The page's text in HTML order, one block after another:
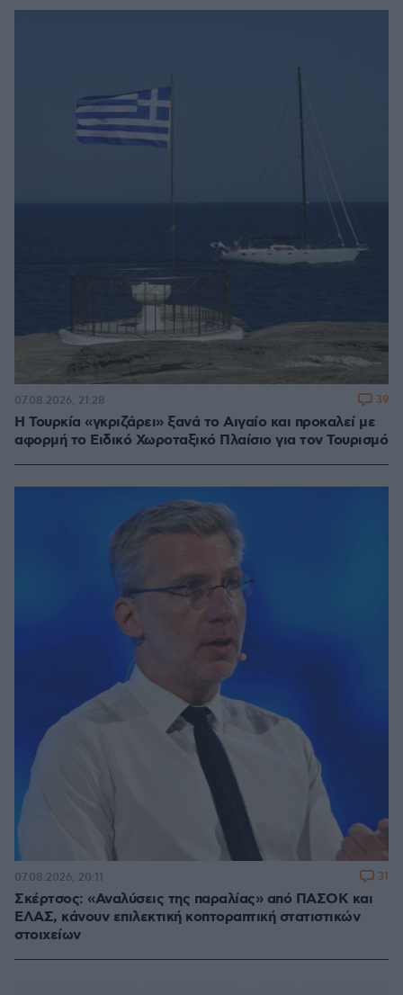
Η Τουρκία «γκριζάρει» ξανά το Αιγαίο και προκαλεί με
αφορμή το Ειδικό Χωροταξικό Πλαίσιο για τον Τουρισμό
07.08.2026, 21:28 39
Σκέρτσος: «Αναλύσεις της παραλίας» από ΠΑΣΟΚ και
ΕΛΑΣ, κάνουν επιλεκτική κοπτοραπτική στατιστικών
στοιχείων
07.08.2026, 20:11 31